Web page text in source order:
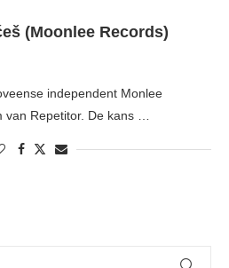
(Moonlee Records)
independent Monlee
van Repetitor. De kans …